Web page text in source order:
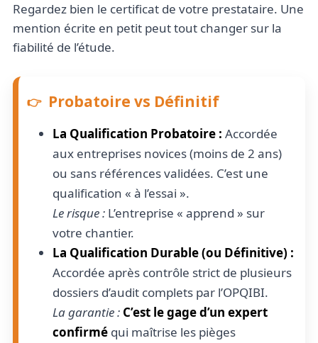
Regardez bien le certificat de votre prestataire. Une
mention écrite en petit peut tout changer sur la
fiabilité de l’étude.
Probatoire vs Définitif
La Qualification Probatoire : Accordée
aux entreprises novices (moins de 2 ans)
ou sans références validées. C’est une
qualification « à l’essai ».
Le risque : L’entreprise « apprend » sur
votre chantier.
La Qualification Durable (ou Définitive) :
Accordée après contrôle strict de plusieurs
dossiers d’audit complets par l’OPQIBI.
La garantie : C’est le gage d’un expert
confirmé qui maîtrise les pièges